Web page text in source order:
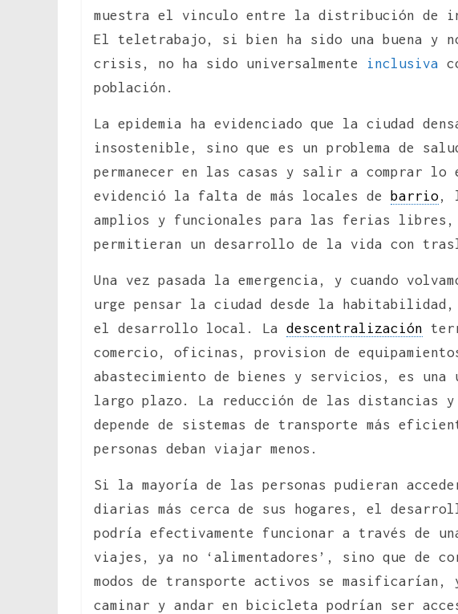
muestra el vinculo entre la distribución de
El teletrabajo, si bien ha sido una buena y
crisis, no ha sido universalmente inclusiva
población.
La epidemia ha evidenciado que la ciudad
insostenible, sino que es un problema de
permanecer en las casas y salir a comprar lo
evidenció la falta de más locales de barrio,
amplios y funcionales para las ferias libres,
permitieran un desarrollo de la vida con
Una vez pasada la emergencia, y cuando
urge pensar la ciudad desde la
el desarrollo local. La descentralización
comercio, oficinas, provision de
abastecimiento de bienes y servicios, es
largo plazo. La reducción de las distancias
depende de sistemas de transporte más
personas deban viajar menos.
Si la mayoría de las personas pudieran
diarias más cerca de sus hogares, el
podría efectivamente funcionar a través de
viajes, ya no ‘alimentadores’, sino que de
modos de transporte activos se
caminar y andar en bicicleta podrían ser